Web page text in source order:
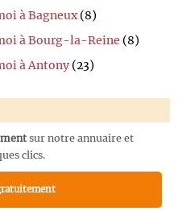
à Bagneux(8)
à Bourg-la-Reine (8)
à Antony (23)
sur notre annuaire et
clics.